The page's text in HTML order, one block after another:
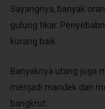
Sayangnya, banyak
gulung tikar.
kurang baik.
Banyaknya utang juga
menjadi mandek dan
bangkrut.